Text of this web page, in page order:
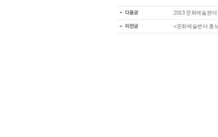
2013 문화예술분
<문화예술분야 홍